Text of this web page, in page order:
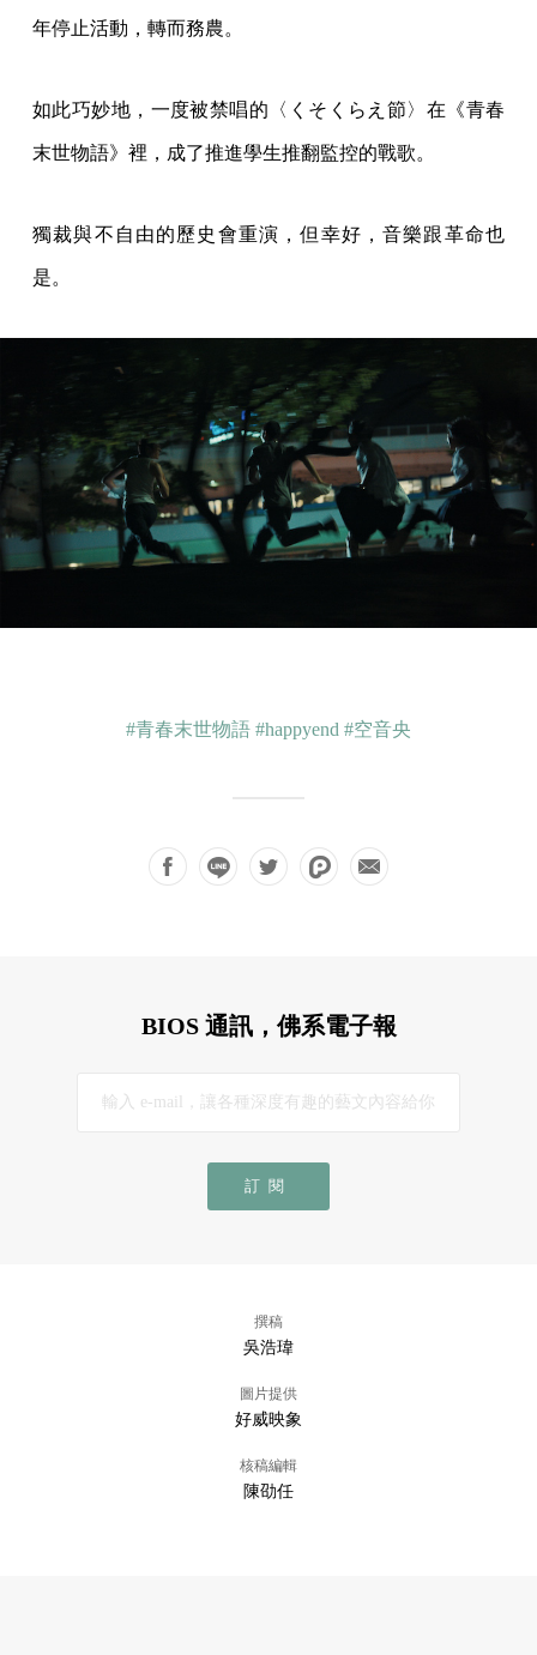
年停止活動，轉而務農。
如此巧妙地，一度被禁唱的〈くそくらえ節〉在《青春
末世物語》裡，成了推進學生推翻監控的戰歌。
獨裁與不自由的歷史會重演，但幸好，音樂跟革命也
是。
#青春末世物語 #happyend #空音央
BIOS 通訊，佛系電子報
訂閱
撰稿
吳浩瑋
圖片提供
好威映象
核稿編輯
陳劭任